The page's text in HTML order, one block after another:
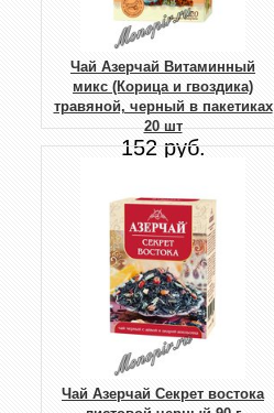
Чай Азерчай Витаминный
микс (Корица и гвоздика)
травяной, черный в пакетиках
20 шт
152 руб.
Чай Азерчай Секрет востока